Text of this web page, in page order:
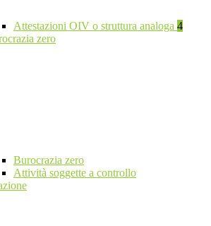
Attestazioni OIV o struttura analoga 4
zero
Burocrazia zero
Attività soggette a controllo